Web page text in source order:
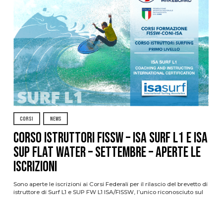
CORSI NEWS
CORSO ISTRUTTORI FISSW – ISA SURF L1 e ISA
SUP Flat Water – SETTEMBRE – APERTE LE
ISCRIZIONI
Sono aperte le iscrizioni ai Corsi Federali per il rilascio del brevetto di
istruttore di Surf L1 e SUP FW L1 ISA/FISSW, l’unico riconosciuto sul